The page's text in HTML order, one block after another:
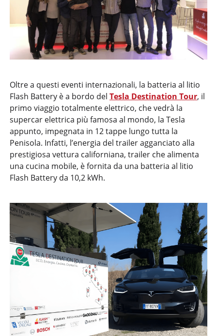
Oltre a questi eventi internazionali, la batteria al litio
Flash Battery è a bordo del Tesla Destination Tour, il
primo viaggio totalmente elettrico, che vedrà la
supercar elettrica più famosa al mondo, la Tesla
appunto, impegnata in 12 tappe lungo tutta la
Penisola. Infatti, l’energia del trailer agganciato alla
prestigiosa vettura californiana, trailer che alimenta
una cucina mobile, è fornita da una batteria al litio
Flash Battery da 10,2 kWh.